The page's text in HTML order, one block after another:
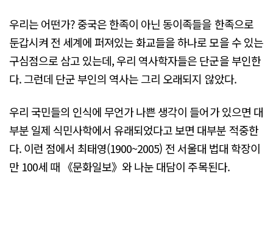
우리는 어떤가? 중국은 한족이 아닌 동이족들을 한족으로
둔갑시켜 전 세계에 퍼져있는 화교들을 하나로 모을 수 있는
구심점으로 삼고 있는데, 우리 역사학자들은 단군을 부인한
다. 그런데 단군 부인의 역사는 그리 오래되지 않았다.
우리 국민들의 인식에 무언가 나쁜 생각이 들어가 있으면 대
부분 일제 식민사학에서 유래되었다고 보면 대부분 적중한
다. 이런 점에서 최태영(1900~2005) 전 서울대 법대 학장이
만 100세 때 《문화일보》와 나눈 대담이 주목된다.